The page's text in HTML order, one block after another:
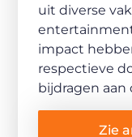
uit diverse
impact
respectieve
bijdragen aan
Zie